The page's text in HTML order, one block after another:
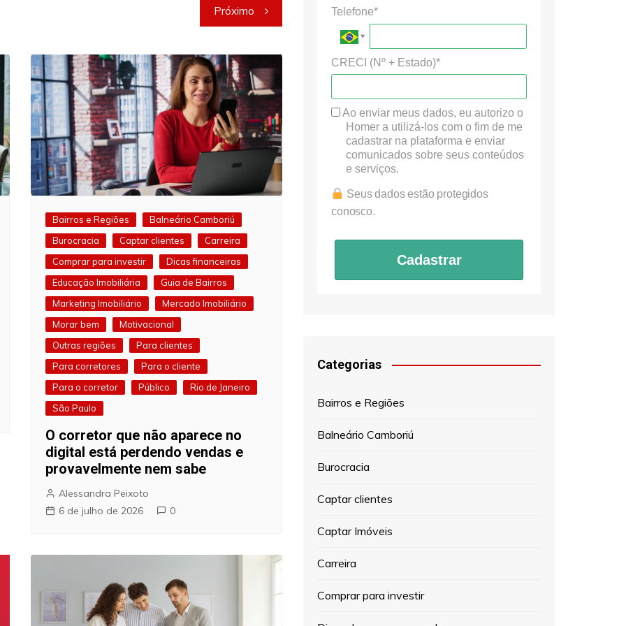
Próximo
Bairros e Regiões
Balneário Camboriú
Burocracia
Captar clientes
Carreira
Comprar para investir
Dicas financeiras
Educação Imobiliária
Guia de Bairros
Marketing Imobiliário
Mercado Imobiliário
Morar bem
Motivacional
Outras regiões
Para clientes
Para corretores
Para o cliente
Para o corretor
Público
Rio de Janeiro
São Paulo
O corretor que não aparece no
digital está perdendo vendas e
provavelmente nem sabe
Alessandra Peixoto
6 de julho de 2026
0
Telefone*
CRECI (Nº + Estado)*
Ao enviar meus dados, eu autorizo o
Homer a utilizá-los com o fim de me
cadastrar na plataforma e enviar
comunicados sobre seus conteúdos
e serviços.
Seus dados estão protegidos
conosco.
Cadastrar
Categorias
Bairros e Regiões
Balneário Camboriú
Burocracia
Captar clientes
Captar Imóveis
Carreira
Comprar para investir